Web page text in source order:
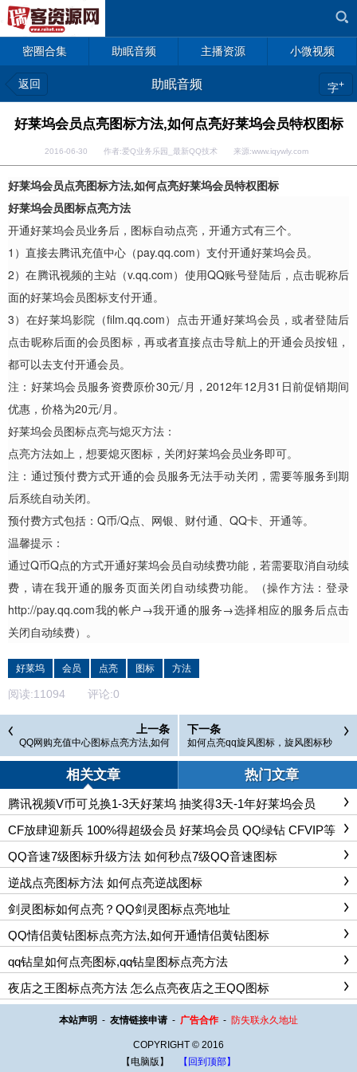
密圈合集 助眠音频 主播资源 小微视频
返回 助眠音频 字+
好莱坞会员点亮图标方法,如何点亮好莱坞会员特权图标
2016-06-30 作者:爱Q业务乐园_最新QQ技术 来源:www.iqywly.com
好莱坞会员点亮图标方法,如何点亮好莱坞会员特权图标
好莱坞会员图标点亮方法
开通好莱坞会员业务后，图标自动点亮，开通方式有三个。
1）直接去腾讯充值中心（pay.qq.com）支付开通好莱坞会员。
2）在腾讯视频的主站（v.qq.com）使用QQ账号登陆后，点击昵称后
面的好莱坞会员图标支付开通。
3）在好莱坞影院（film.qq.com）点击开通好莱坞会员，或者登陆后
点击昵称后面的会员图标，再或者直接点击导航上的开通会员按钮，
都可以去支付开通会员。
注：好莱坞会员服务资费原价30元/月，2012年12月31日前促销期间
优惠，价格为20元/月。
好莱坞会员图标点亮与熄灭方法：
点亮方法如上，想要熄灭图标，关闭好莱坞会员业务即可。
注：通过预付费方式开通的会员服务无法手动关闭，需要等服务到期
后系统自动关闭。
预付费方式包括：Q币/Q点、网银、财付通、QQ卡、开通等。
温馨提示：
通过Q币Q点的方式开通好莱坞会员自动续费功能，若需要取消自动续
费，请在我开通的服务页面关闭自动续费功能。（操作方法：登录
http://pay.qq.com我的帐户→我开通的服务→选择相应的服务后点击
关闭自动续费）。
好莱坞 会员 点亮 图标 方法
阅读:11094 评论:0
上一条
QQ网购充值中心图标点亮方法,如何
熄灭/点亮充字图标
下一条
如何点亮qq旋风图标，旋风图标秒
点
相关文章 热门文章
腾讯视频V币可兑换1-3天好莱坞 抽奖得3天-1年好莱坞会员
CF放肆迎新兵 100%得超级会员 好莱坞会员 QQ绿钻 CFVIP等
QQ音速7级图标升级方法 如何秒点7级QQ音速图标
逆战点亮图标方法 如何点亮逆战图标
剑灵图标如何点亮？QQ剑灵图标点亮地址
QQ情侣黄钻图标点亮方法,如何开通情侣黄钻图标
qq钻皇如何点亮图标,qq钻皇图标点亮方法
夜店之王图标点亮方法 怎么点亮夜店之王QQ图标
本站声明 - 友情链接申请 - 广告合作 - 防失联永久地址
COPYRIGHT © 2016
【电脑版】
【回到顶部】